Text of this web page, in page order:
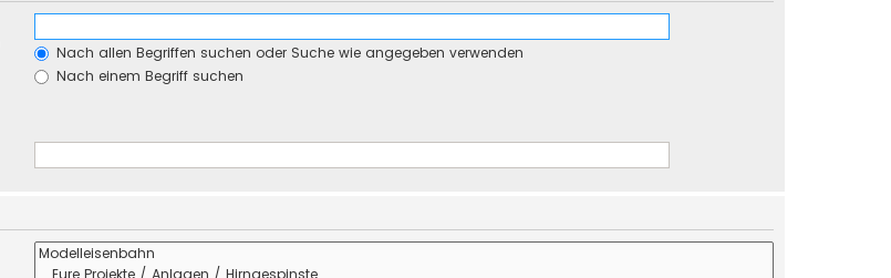
Nach allen Begriffen suchen oder Suche wie angegeben verwenden
Nach einem Begriff suchen